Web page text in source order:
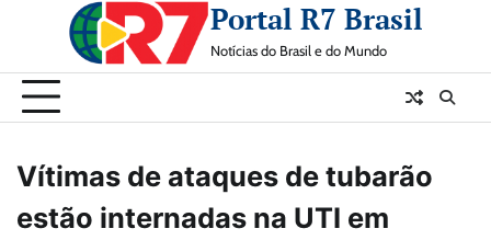
Portal R7 Brasil
Notícias do Brasil e do Mundo
Vítimas de ataques de tubarão
estão internadas na UTI em